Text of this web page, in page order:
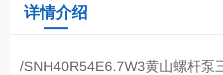
详情介绍
/SNH40R54E6.7W3黄山螺杆泵